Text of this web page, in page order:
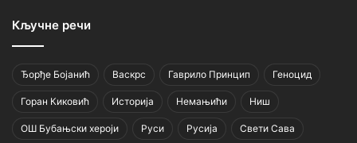
Кључне речи
Ђорђе Бојанић Васкрс Гаврило Принцип Геноцид
Горан Киковић Историја Немањићи Ниш
ОШ Бубањски хероји Руси Русија Свети Сава